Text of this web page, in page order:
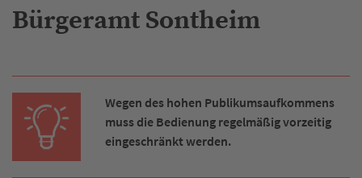
Bürgeramt Sontheim
Wegen des hohen Publikumsaufkommens
muss die Bedienung regelmäßig vorzeitig
eingeschränkt werden.